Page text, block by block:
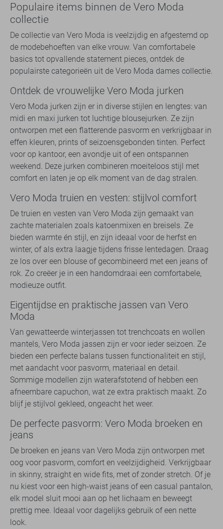
Populaire items binnen de Vero Moda
collectie
De collectie van Vero Moda is veelzijdig en afgestemd op
de modebehoeften van elke vrouw. Van comfortabele
basics tot opvallende statement pieces, ontdek de
populairste categorieën uit de Vero Moda dames collectie.
Ontdek de vrouwelijke Vero Moda jurken
Vero Moda jurken zijn er in diverse stijlen en lengtes: van
midi en maxi jurken tot luchtige blousejurken. Ze zijn
ontworpen met een flatterende pasvorm en verkrijgbaar in
effen kleuren, prints of seizoensgebonden tinten. Perfect
voor op kantoor, een avondje uit of een ontspannen
weekend. Deze jurken combineren moeiteloos stijl met
comfort en laten je op elk moment van de dag stralen.
Vero Moda truien en vesten: stijlvol comfort
De truien en vesten van Vero Moda zijn gemaakt van
zachte materialen zoals katoenmixen en breisels. Ze
bieden warmte én stijl, en zijn ideaal voor de herfst en
winter, of als extra laagje tijdens frisse lentedagen. Draag
ze los over een blouse of gecombineerd met een jeans of
rok. Zo creëer je in een handomdraai een comfortabele,
modieuze outfit.
Eigentijdse en praktische jassen van Vero
Moda
Van gewatteerde winterjassen tot trenchcoats en wollen
mantels, Vero Moda jassen zijn er voor ieder seizoen. Ze
bieden een perfecte balans tussen functionaliteit en stijl,
met aandacht voor pasvorm, materiaal en detail.
Sommige modellen zijn waterafstotend of hebben een
afneembare capuchon, wat ze extra praktisch maakt. Zo
blijf je stijlvol gekleed, ongeacht het weer.
De perfecte pasvorm: Vero Moda broeken en
jeans
De broeken en jeans van Vero Moda zijn ontworpen met
oog voor pasvorm, comfort en veelzijdigheid. Verkrijgbaar
in skinny, straight en wide fits, met of zonder stretch. Of je
nu kiest voor een high-waist jeans of een casual pantalon,
elk model sluit mooi aan op het lichaam en beweegt
prettig mee. Ideaal voor dagelijks gebruik of een nette
look.